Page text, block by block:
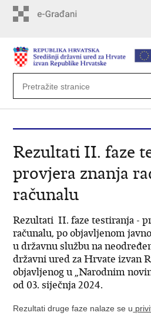
Rezultati II. faze
provjera znanja
računalu
Rezultati II. faze testiranja -
računalu, po objavljenom
u državnu službu na
državni ured za Hrvate izvan
objavljenog u „Narodnim
od 03. siječnja 2024.
Rezultati druge faze nalaze se u